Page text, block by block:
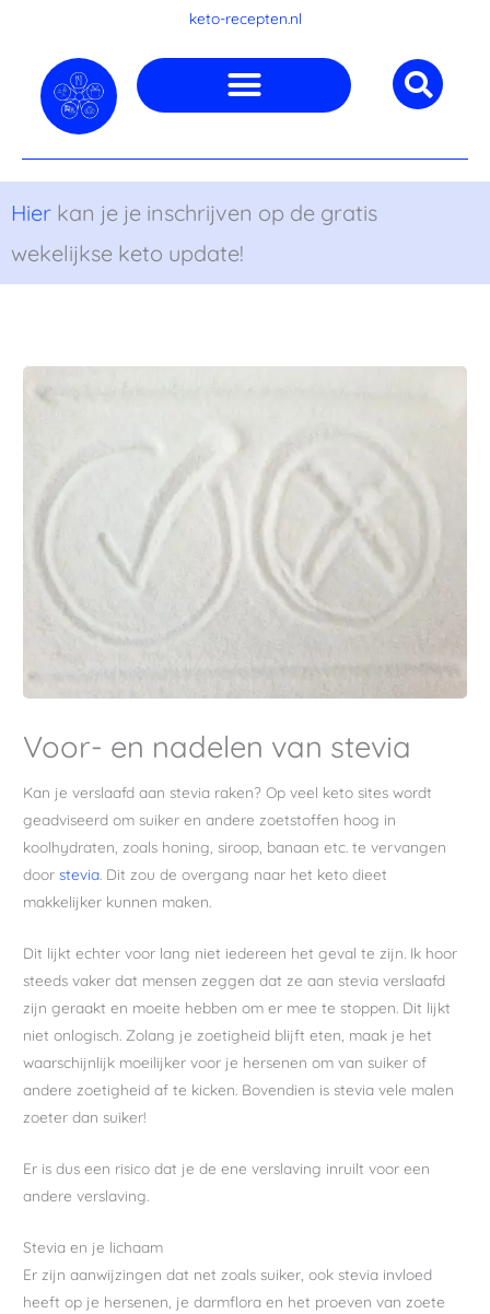
inhoud
keto-recepten.nl
Hier kan je je inschrijven op de gratis
wekelijkse keto update!
Voor- en nadelen van stevia
Kan je verslaafd aan stevia raken? Op veel keto sites wordt
geadviseerd om suiker en andere zoetstoffen hoog in
koolhydraten, zoals honing, siroop, banaan etc. te vervangen
doorstevia. Dit zou de overgang naar het keto dieet
makkelijker kunnen maken.
Dit lijkt echter voor lang niet iedereen het geval te zijn. Ik hoor
steeds vaker dat mensen zeggen dat ze aan stevia verslaafd
zijn geraakt en moeite hebben om er mee te stoppen. Dit lijkt
niet onlogisch. Zolang je zoetigheid blijft eten, maak je het
waarschijnlijk moeilijker voor je hersenen om van suiker of
andere zoetigheid af te kicken. Bovendien is stevia vele malen
zoeter dan suiker!
Er is dus een risico dat je de ene verslaving inruilt voor een
andere verslaving.
Stevia en je lichaam
Er zijn aanwijzingen dat net zoals suiker, ook stevia invloed
heeft op je hersenen, je darmflora en het proeven van zoete